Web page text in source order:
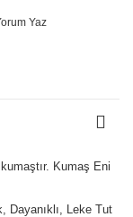
Yaz
Kumaş Eni
Dayanıklı, Leke Tut